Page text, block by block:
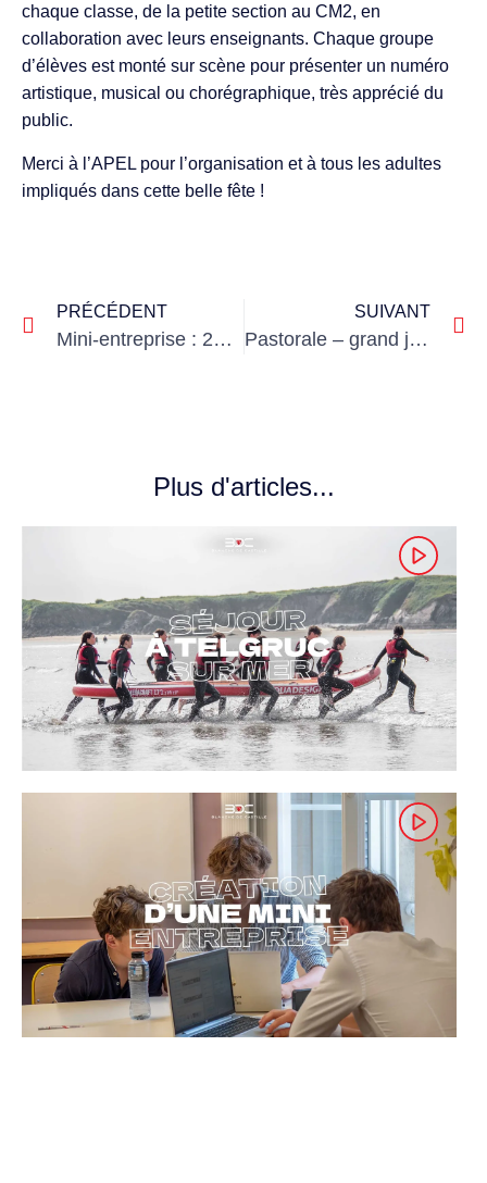
chaque classe, de la petite section au CM2, en
collaboration avec leurs enseignants. Chaque groupe
d’élèves est monté sur scène pour présenter un numéro
artistique, musical ou chorégraphique, très apprécié du
public.
Merci à l’APEL pour l’organisation et à tous les adultes
impliqués dans cette belle fête !
PRÉCÉDENT
Mini-entreprise : 20 lycéens développent des projets innovants
SUIVANT
Pastorale – grand jeu de fin d’année
Plus d'articles...